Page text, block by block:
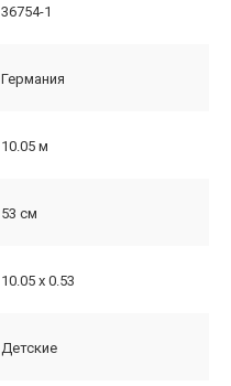
36754-1
Германия
10.05 м
53 см
10.05 х 0.53
Детские